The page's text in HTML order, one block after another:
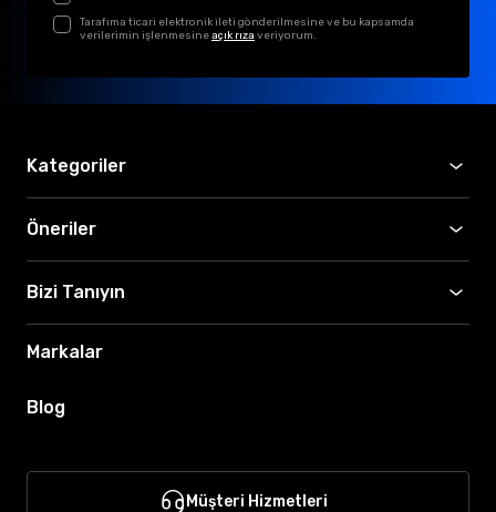
Tarafıma ticari elektronik ileti gönderilmesine ve bu kapsamda
verilerimin işlenmesineaçık rıza veriyorum.
Kategoriler
Öneriler
Bizi Tanıyın
Markalar
Blog
Müşteri Hizmetleri